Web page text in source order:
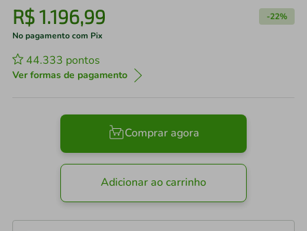
R$1.196,99 -22%
No pagamento com Pix
44.333 pontos
Ver formas de pagamento
Comprar agora
Adicionar ao carrinho